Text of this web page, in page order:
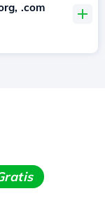
.com